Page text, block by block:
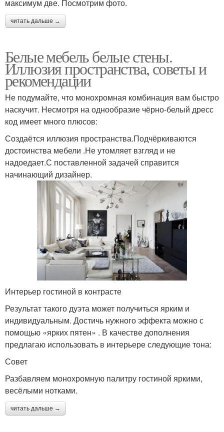
максимум две. Посмотрим фото.
читать дальше →
Белые мебель белые стены.
Иллюзия пространства, советы и
рекомендации
Не подумайте, что монохромная комбинация вам быстро
наскучит. Несмотря на однообразие чёрно-белый дресс
код имеет много плюсов:
Создаётся иллюзия пространства.Подчёркиваются
достоинства мебели .Не утомляет взгляд и не
надоедает.С поставленной задачей справится
начинающий дизайнер.
Интерьер гостиной в контрасте
Результат такого дуэта может получиться ярким и
индивидуальным. Достичь нужного эффекта можно с
помощью «ярких пятен» . В качестве дополнения
предлагаю использовать в интерьере следующие тона:
Совет
Разбавляем монохромную палитру гостиной яркими,
весёлыми нотками.
читать дальше →